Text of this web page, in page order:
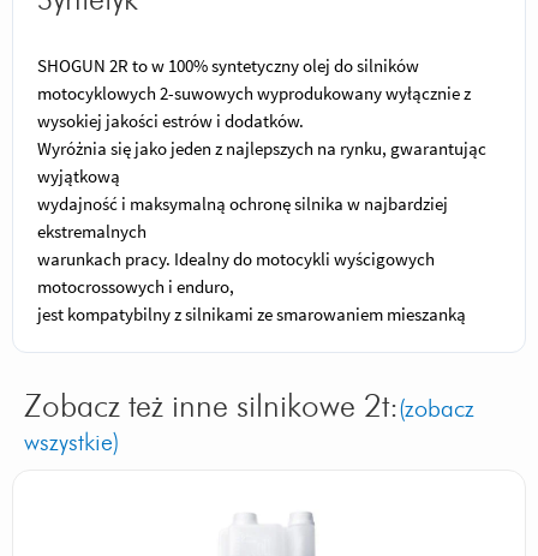
SHOGUN 2R to w 100% syntetyczny olej do silników
motocyklowych 2-suwowych wyprodukowany wyłącznie z
wysokiej jakości estrów i dodatków.
Wyróżnia się jako jeden z najlepszych na rynku, gwarantując
wyjątkową
wydajność i maksymalną ochronę silnika w najbardziej
ekstremalnych
warunkach pracy. Idealny do motocykli wyścigowych
motocrossowych i enduro,
jest kompatybilny z silnikami ze smarowaniem mieszanką
Zobacz też inne silnikowe 2t:(zobacz
wszystkie)